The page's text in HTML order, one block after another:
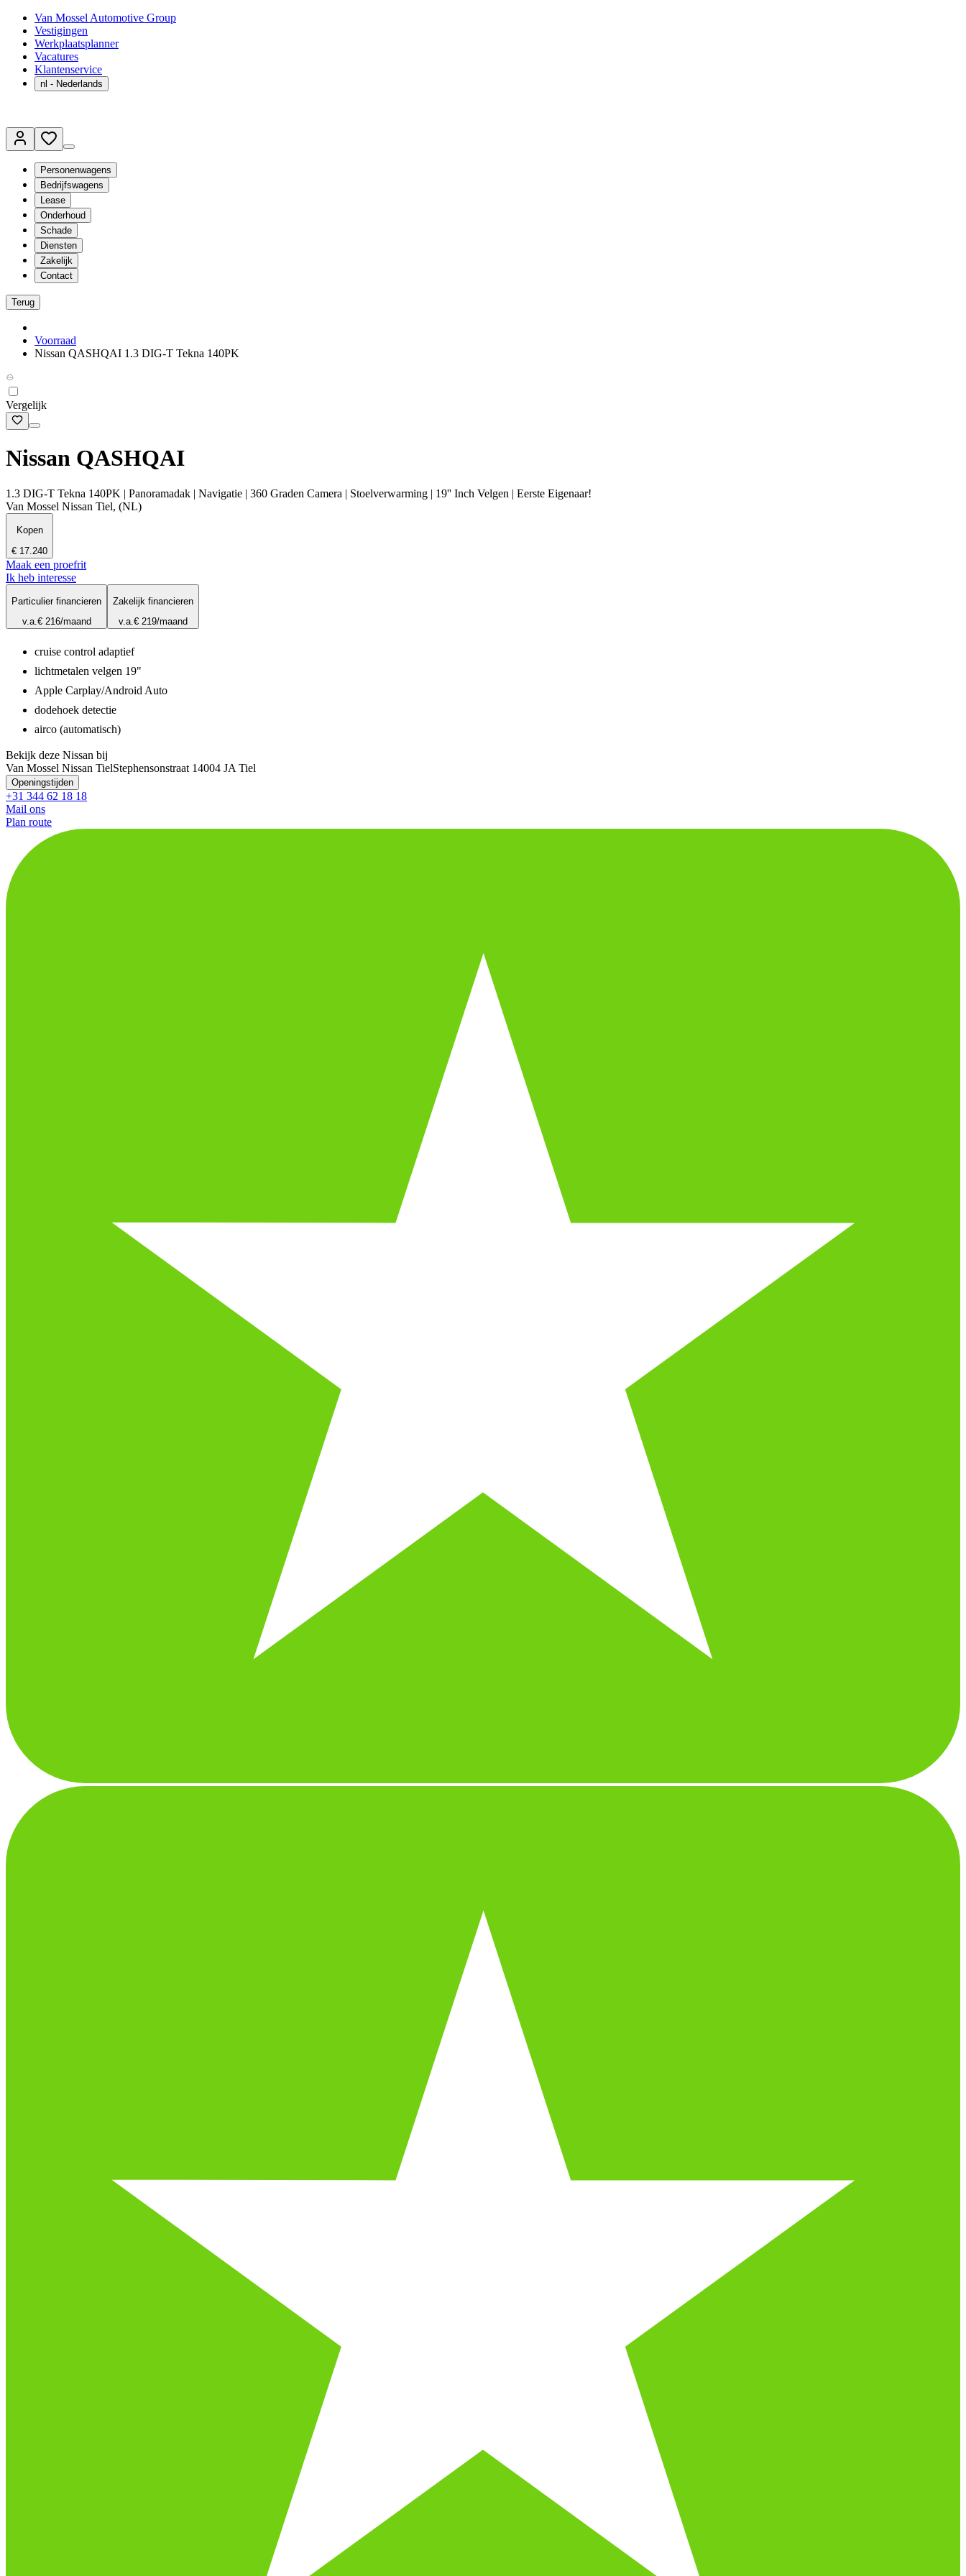
Van Mossel Automotive Group
Vestigingen
Werkplaatsplanner
Vacatures
Klantenservice
nl - Nederlands
Personenwagens
Bedrijfswagens
Lease
Onderhoud
Schade
Diensten
Zakelijk
Contact
Terug
Voorraad
Nissan QASHQAI 1.3 DIG-T Tekna 140PK
Vergelijk
Nissan QASHQAI
1.3 DIG-T Tekna 140PK | Panoramadak | Navigatie | 360 Graden Camera | Stoelverwarming | 19'' Inch Velgen | Eerste Eigenaar!
Van Mossel Nissan Tiel, (NL)
Kopen
€ 17.240
Maak een proefrit
Ik heb interesse
Particulier financieren
v.a.€ 216/maand
Zakelijk financieren
v.a.€ 219/maand
cruise control adaptief
lichtmetalen velgen 19"
Apple Carplay/Android Auto
dodehoek detectie
airco (automatisch)
Bekijk deze Nissan bij
Van Mossel Nissan TielStephensonstraat 14004 JA Tiel
Openingstijden
+31 344 62 18 18
Mail ons
Plan route